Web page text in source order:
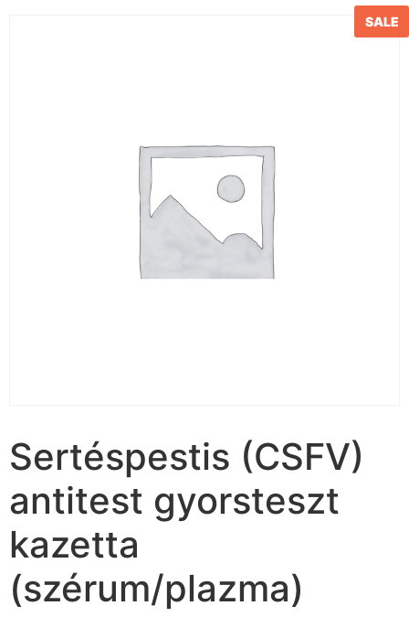
SALE
Sertéspestis (CSFV)
antitest gyorsteszt
kazetta
(szérum/plazma)